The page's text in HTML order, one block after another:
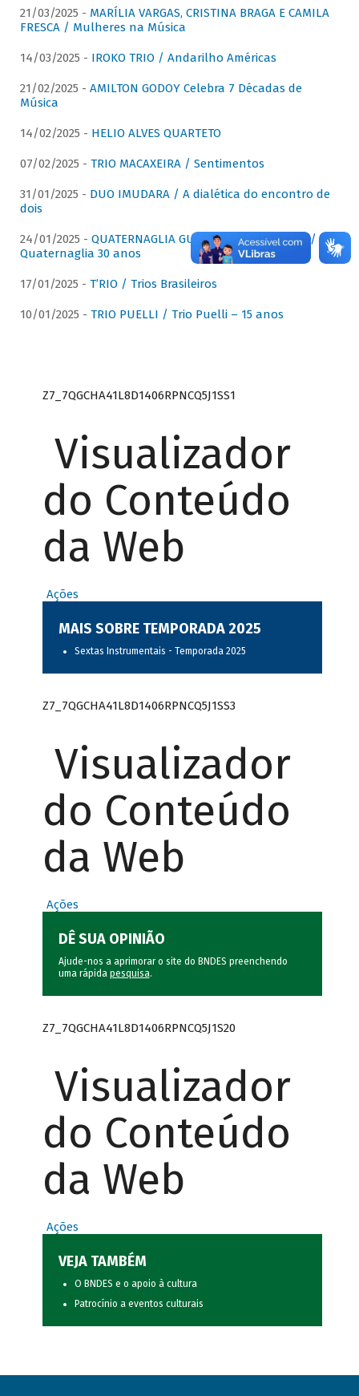
21/03/2025 - MARÍLIA VARGAS, CRISTINA BRAGA E CAMILA
FRESCA / Mulheres na Música
14/03/2025 - IROKO TRIO / Andarilho Américas
21/02/2025 - AMILTON GODOY Celebra 7 Décadas de
Música
14/02/2025 - HELIO ALVES QUARTETO
07/02/2025 - TRIO MACAXEIRA / Sentimentos
31/01/2025 - DUO IMUDARA / A dialética do encontro de
dois
24/01/2025 - QUATERNAGLIA GUITAR QUARTET (QGQ) /
Quaternaglia 30 anos
17/01/2025 - T’RIO / Trios Brasileiros
10/01/2025 - TRIO PUELLI / Trio Puelli – 15 anos
Z7_7QGCHA41L8D1406RPNCQ5J1SS1
Visualizador
do Conteúdo
da Web
Ações
MAIS SOBRE TEMPORADA 2025
Sextas Instrumentais - Temporada 2025
Z7_7QGCHA41L8D1406RPNCQ5J1SS3
Visualizador
do Conteúdo
da Web
Ações
DÊ SUA OPINIÃO
Ajude-nos a aprimorar o site do BNDES preenchendo
uma rápida pesquisa.
Z7_7QGCHA41L8D1406RPNCQ5J1S20
Visualizador
do Conteúdo
da Web
Ações
VEJA TAMBÉM
O BNDES e o apoio à cultura
Patrocínio a eventos culturais